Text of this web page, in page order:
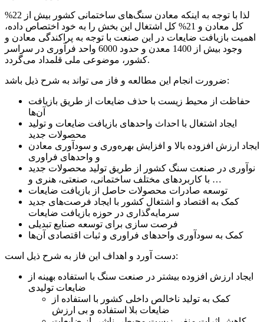
لذا با توجه به اینکه معادن سنگ‌های ساختمانی کشور بیش از 22%
کل معادن و 21% کل اشتغال این بخش را به خود اختصاص داده،
اهمیت بازیافت ضایعات در این صنعت با توجه به پراکندگی معادن و
وجود بیش از 1400 معدن و حدود 6000 واحد فرآوری در سراسر
کشور، موضوعی ملی قلمداد می‌گردد.
ضرورت انجام این مطالعه و فاز می تواند به شرح ذیل باشد:
حفاظت از محیط زیست با حذف ضایعات از طریق بازیافت
آن‌ها
ایجاد اشتغال با احداث واحدهای بازیافت ضایعات و تولید
محصولات جدید
ایجاد ارزش افزوده بالا و افزایش بهره‌وری و سودآوری معادن
نوآوری در صنعت سنگ کشور از طریق تولید محصولات جدید
با کاربردهای مختلف ساختمانی، صنعتی، هنری و …
توسعه صادرات محصولات حاصل از بازیافت ضایعات
کمک به اقتصاد و اشتغال کشور با ایجاد فرصت‌های جدید
سرمایه‌گذاری در حوزه بازیافت ضایعات
فرصت سازی برای توسعه صنایع تبدیلی
کمک به سودآوری واحدهای فراوری و ثبات اقتصادی آن‌ها
دست آورد و اهداف این فاز به شرح ذیل است:
ایجاد ارزش افزوده بیشتر در صنعت سنگ با استفاده بهینه از
ضایعات تولیدی
کمک به تولید ناخالص داخلی کشور با استفاده از
ضایعات بلا استفاده و بی ارزش